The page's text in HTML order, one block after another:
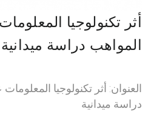
أثر تكنولوجيا
المواهب دراسة ميدانية
العنوان: أثر تكنولوجيا
دراسة ميدانية